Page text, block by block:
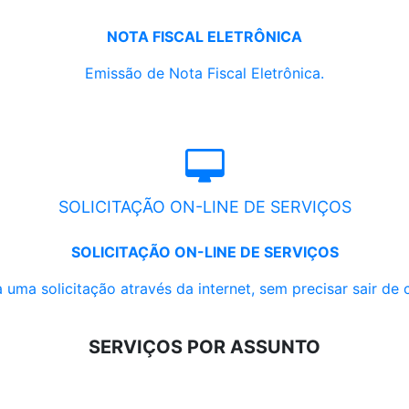
NOTA FISCAL ELETRÔNICA
Emissão de Nota Fiscal Eletrônica.
SOLICITAÇÃO ON-LINE DE SERVIÇOS
SOLICITAÇÃO ON-LINE DE SERVIÇOS
uma solicitação através da internet, sem precisar sair de
SERVIÇOS POR ASSUNTO